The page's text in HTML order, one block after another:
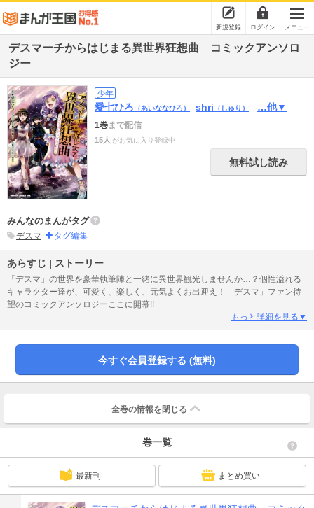
新規登録 ログイン メニュー
デスマーチからはじまる異世界狂想曲 コミックアンソロ
ジー
少年
愛七ひろ （あいななひろ） shri （しゅり） …他▼
1巻まで配信
15人 がお気に入り登録中
無料試し読み
みんなのまんがタグ
デスマ タグ編集
あらすじ | ストーリー
「デスマ」の世界を豪華執筆陣と一緒に異世界観光しませんか…？個性溢れる
キャラクター達が、可愛く、楽しく、元気よくお出迎え！「デスマ」ファン待
望のコミックアンソロジーここに開幕!!
もっと詳細を見る▼
今すぐ会員登録する (無料)
全巻の情報を 閉じる
巻一覧
最新刊 まとめ買い